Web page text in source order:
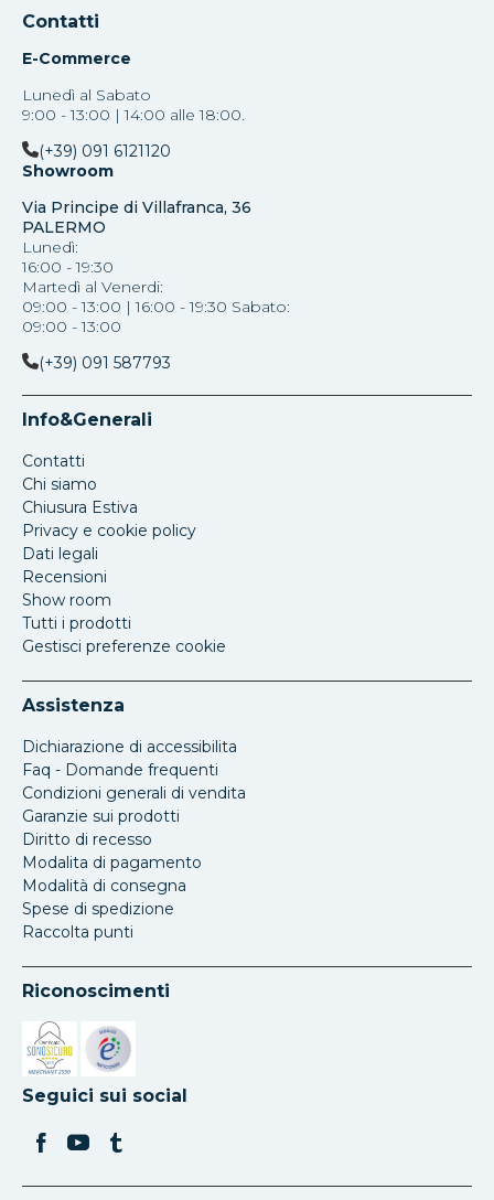
Contatti
E-Commerce
Lunedì al Sabato
9:00 - 13:00 | 14:00 alle 18:00.
(+39) 091 6121120
Showroom
Via Principe di Villafranca, 36
PALERMO
Lunedì:
16:00 - 19:30
Martedì al Venerdi:
09:00 - 13:00 | 16:00 - 19:30 Sabato:
09:00 - 13:00
(+39) 091 587793
Info&Generali
Contatti
Chi siamo
Chiusura Estiva
Privacy e cookie policy
Dati legali
Recensioni
Show room
Tutti i prodotti
Gestisci preferenze cookie
Assistenza
Dichiarazione di accessibilita
Faq - Domande frequenti
Condizioni generali di vendita
Garanzie sui prodotti
Diritto di recesso
Modalita di pagamento
Modalità di consegna
Spese di spedizione
Raccolta punti
Riconoscimenti
Si apre in una nuova scheda
Si apre in una nuova scheda
Seguici sui social